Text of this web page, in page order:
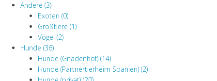
Andere (3)
Exoten (0)
Großtiere (1)
Vögel (2)
Hunde (36)
Hunde (Gnadenhof) (14)
Hunde (Partnertierheim Spanien) (2)